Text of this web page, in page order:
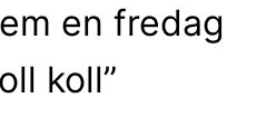
en fredag
koll”